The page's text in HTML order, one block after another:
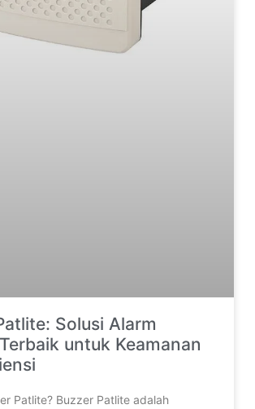
Solusi Alarm
untuk Keamanan
Patlite? Buzzer Patlite adalah